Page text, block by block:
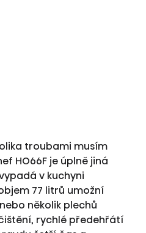
troubami musím
HO66F je úplně jiná
v kuchyni
77 litrů umožní
několik plechů
rychlé předehřátí